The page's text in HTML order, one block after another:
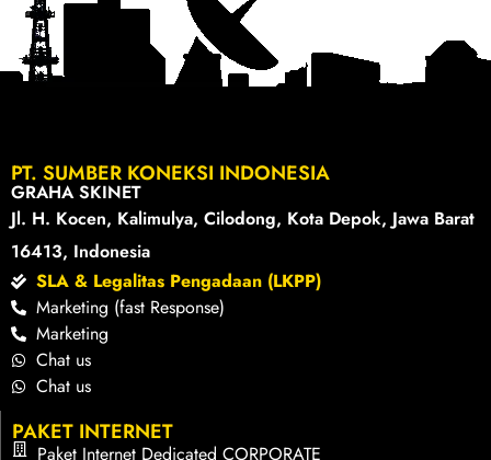
PT. SUMBER KONEKSI INDONESIA
GRAHA SKINET
Jl. H. Kocen, Kalimulya, Cilodong, Kota Depok, Jawa Barat
16413, Indonesia
SLA & Legalitas Pengadaan (LKPP)
Marketing (fast Response)
Marketing
Chat us
Chat us
PAKET INTERNET
Paket Internet Dedicated CORPORATE